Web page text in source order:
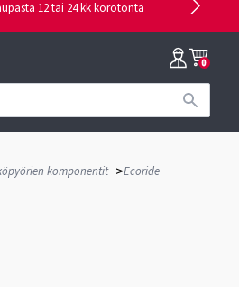
12 tai 24 kk korotonta
0
komponentit >Ecoride